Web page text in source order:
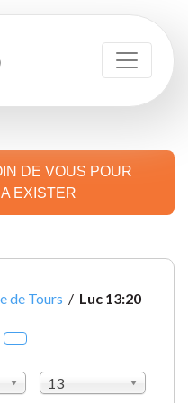
DE VOUS POUR
EXISTER
de Tours / Luc 13:20
13